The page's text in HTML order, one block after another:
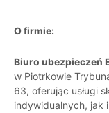
O firmie:
Biuro ubezpieczeń
w Piotrkowie
63, oferując usługi
indywidualnych, jak